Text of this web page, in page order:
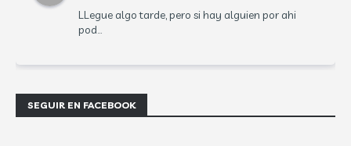
LLegue algo tarde, pero si hay alguien por ahi
pod...
SEGUIR EN FACEBOOK